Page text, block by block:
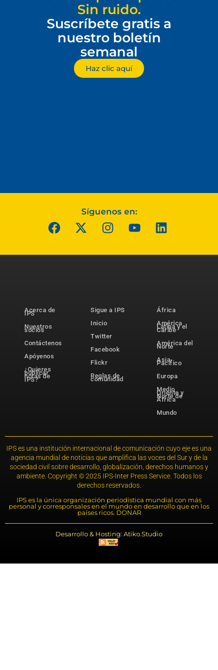
Sin ruido.
Suscríbete gratis a
nuestro boletín
semanal
Haz clic aquí
Síguenos en:
Acerca de
IPS
Nuestros
socios
Contáctenos
Apóyenos
¿Quieres
publicar
notas de
IPS?
Sigue a IPS
Inicio
Twitter
Facebook
Flickr
Reglas de
comunidad
África
América
Latina y el
Caribe
América del
Norte
Asia-
Pacífico
Europa
Medio
Oriente y
Norte de
África
Mundo
IPS es una institución internacional de comunicación cuyo eje es una
agencia mundial de noticias que amplifica las voces del Sur y de la
sociedad civil sobre desarrollo, globalización, derechos humanos y
ambiente. Copyright © 2025 IPS-Inter Press Service. Todos los
derechos reservados.
IPS es la única organización periodística mundial con más
personal y corresponsales en el mundo en desarrollo que en los
países ricos. DONAR
Desarrollo & Hosting: Atiko.Studio